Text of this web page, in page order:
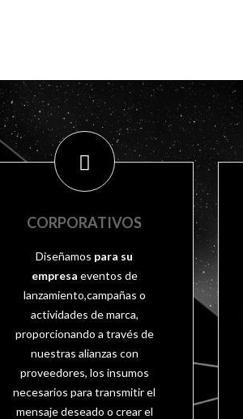
CORPORATIVOS
Diseñamos para su
empresa eventos de
lanzamiento,campañas o
actividades de marca,
proporcionando a través de
nuestras alianzas con
proveedores, los insumos
necesarios para transmitir el
mensaje deseado o crear el